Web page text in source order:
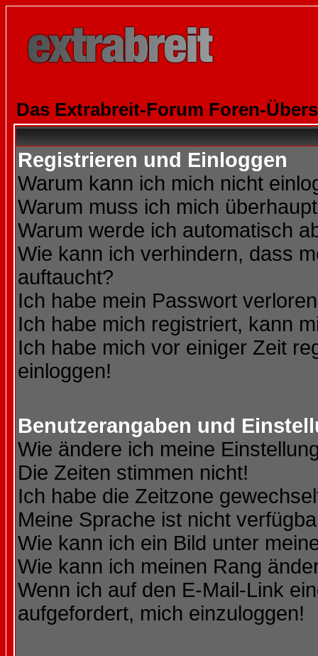
Das Extrabreit-Forum Foren-
Registrieren und Einloggen
Warum kann ich mich nicht
Warum muss ich mich
Warum werde ich automatisch
Wie kann ich verhindern, dass
auftaucht?
Ich habe mein Passwort
Ich habe mich registriert, kann
Ich habe mich vor einiger Zeit
einloggen!
Benutzerangaben und
Wie ändere ich meine
Die Zeiten stimmen nicht!
Ich habe die Zeitzone
Meine Sprache ist nicht
Wie kann ich ein Bild unter
Wie kann ich meinen Rang
Wenn ich auf den E-Mail-Link
aufgefordert, mich einzuloggen!